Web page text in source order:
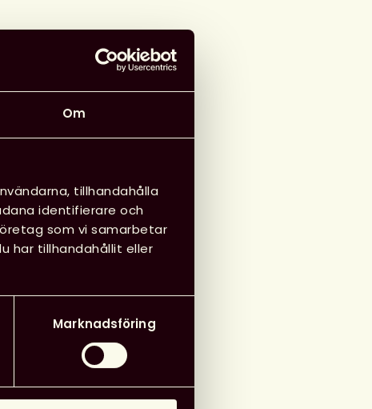
Om
tillhandahålla
identifierare och
som vi samarbetar
har tillhandahållit eller
Marknadsföring